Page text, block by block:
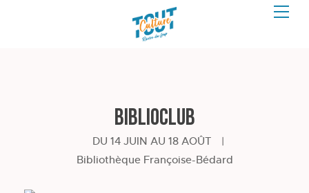
BiblioCLUB
DU 14 JUIN AU 18 AOÛT
|
Bibliothèque Françoise-Bédard